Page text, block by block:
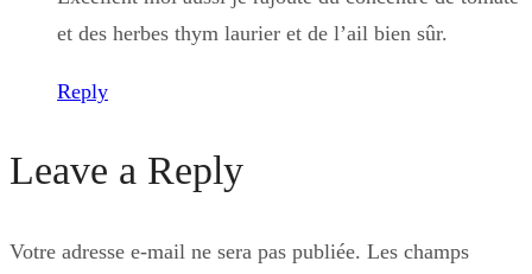
et des herbes thym laurier et de l’ail bien sûr.
Reply
Leave a Reply
Votre adresse e-mail ne sera pas publiée. Les champs